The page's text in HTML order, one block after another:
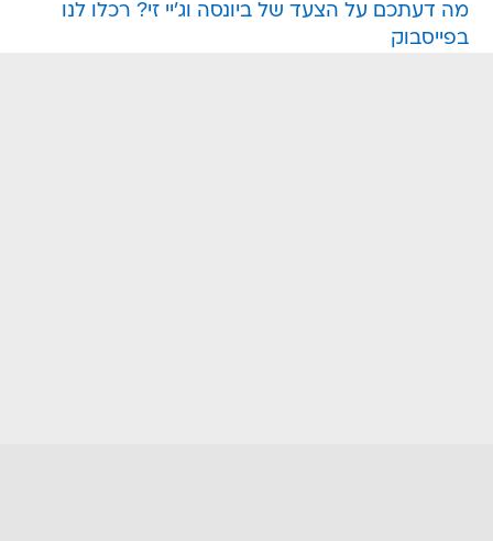
מה דעתכם על הצעד של ביונסה וג'יי זי? רכלו לנו
בפייסבוק